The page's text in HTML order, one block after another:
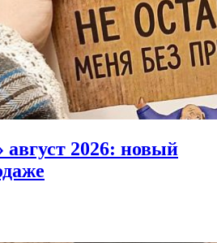
2026: новый